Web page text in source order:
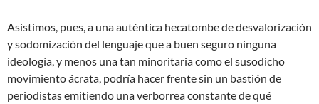
Asistimos, pues, a una auténtica hecatombe de desvalorización
y sodomización del lenguaje que a buen seguro ninguna
ideología, y menos una tan minoritaria como el susodicho
movimiento ácrata, podría hacer frente sin un bastión de
periodistas emitiendo una verborrea constante de qué